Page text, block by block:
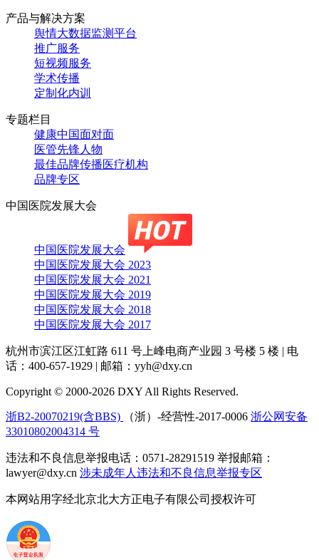
产品与解决方案
舆情大数据监测平台
推广服务
短视频服务
学术传播
定制化内训
专题栏目
健康中国面对面
医管先锋人物
最佳品牌传播医疗机构
品牌专区
中国医院发展大会
中国医院发展大会
中国医院发展大会 2023
中国医院发展大会 2021
中国医院发展大会 2019
中国医院发展大会 2018
中国医院发展大会 2017
杭州市滨江区江虹路 611 号上峰电商产业园 3 号楼 5 楼 | 电
话：400-657-1929 | 邮箱：yyh@dxy.cn
Copyright © 2000-2026 DXY All Rights Reserved.
浙B2-20070219(含BBS) （浙）-经营性-2017-0006 浙公网安备
33010802004314 号
违法和不良信息举报电话：0571-28291519 举报邮箱：
lawyer@dxy.cn 涉未成年人违法和不良信息举报专区
本网站用字经北京北大方正电子有限公司授权许可